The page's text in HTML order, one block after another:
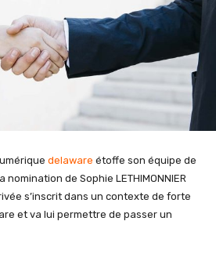
delaware étoffe son équipe de
de Sophie LETHIMONNIER
s’inscrit dans un contexte de forte
et va lui permettre de passer un